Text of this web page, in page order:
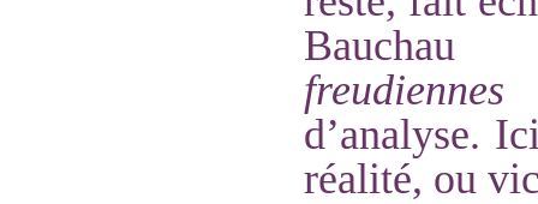
freudiennes
d’analyse.
réalité, ou